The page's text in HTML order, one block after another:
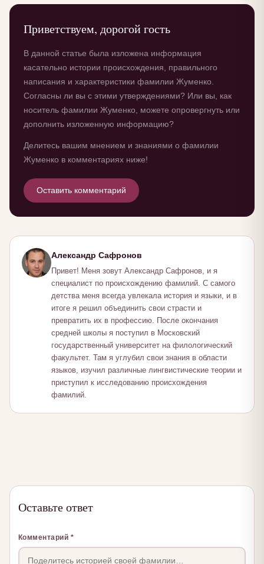
Приветствуем, дорогой гость
В данной статье была изложена информация
касательно истории происхождения, правильного
написания и характеристики фамилии Жуменко.
Согласны ли вы с этими утверждениями? Или вы, как
носитель фамилии Жуменко, можете опровергнуть или
дополнить изложенную информацию?
Делитесь вашим мнением и знаниями о фамилии
Жуменко в комментариях ниже!
Оставить комментарий
Александр Сафронов
Привет! Меня зовут Александр Сафронов, и я
специалист по происхождению фамилий. С самого
детства меня всегда увлекала история и языки, и в
итоге я решил объединить свои страсти и
превратить их в профессию. После окончания
средней школы я поступил в Московский
государственный университет на филологический
факультет. Там я углубил свои знания в области
языков, изучил различные лингвистические теории и
приступил к исследованию происхождения
фамилий.
Оставьте ответ
Комментарий *